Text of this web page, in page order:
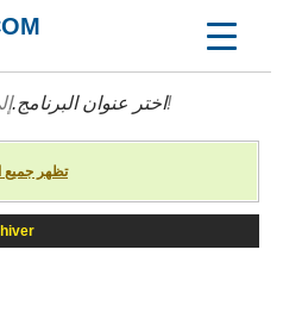
اختر عنوان البرنامج.إلى أسفل إلى النسخة التي تحب!
تظهر جميع